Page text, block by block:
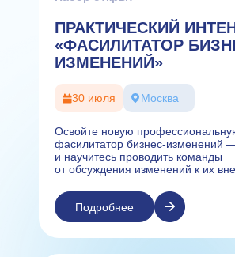
ПРАКТИЧЕСКИЙ
«ФАСИЛИТАТОР
ИЗМЕНЕНИЙ»
Освойте новую
фасилитатор бизнес-изменений
и научитесь проводить команды
от обсуждения изменений к их
Подробнее
30 июля Москва